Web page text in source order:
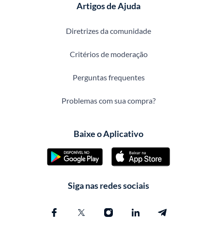
Artigos de Ajuda
Diretrizes da comunidade
Critérios de moderação
Perguntas frequentes
Problemas com sua compra?
Baixe o Aplicativo
Siga nas redes sociais